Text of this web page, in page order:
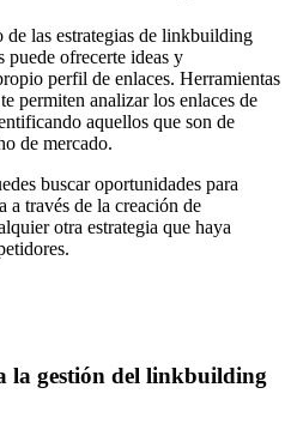
las estrategias de linkbuilding
puede ofrecerte ideas y
perfil de enlaces. Herramientas
permiten analizar los enlaces de
aquellos que son de
de mercado.
buscar oportunidades para
a través de la creación de
otra estrategia que haya
la gestión del linkbuilding